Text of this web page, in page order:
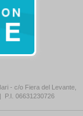
- c/o Fiera del Levante,
| P.I. 06631230726